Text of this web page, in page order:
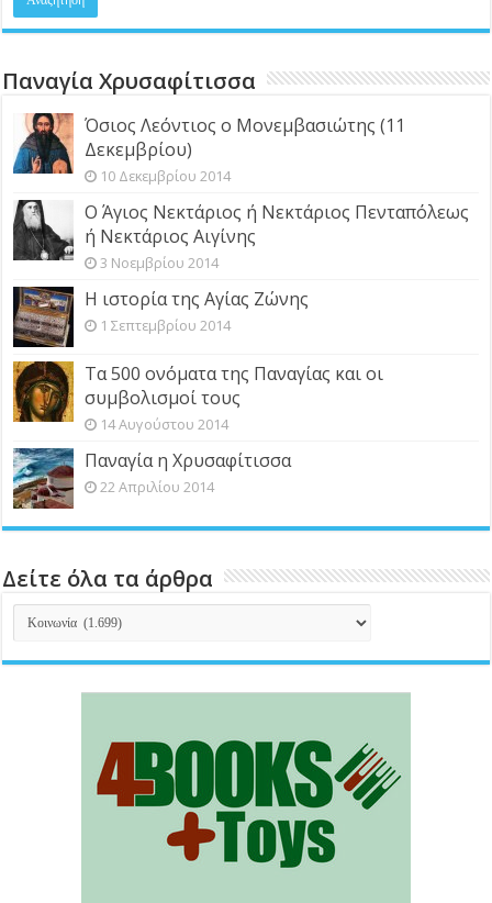
Παναγία Χρυσαφίτισσα
Όσιος Λεόντιος ο Μονεμβασιώτης (11
Δεκεμβρίου)
10 Δεκεμβρίου 2014
Ο Άγιος Νεκτάριος ή Νεκτάριος Πενταπόλεως
ή Νεκτάριος Αιγίνης
3 Νοεμβρίου 2014
Η ιστορία της Αγίας Ζώνης
1 Σεπτεμβρίου 2014
Τα 500 ονόματα της Παναγίας και οι
συμβολισμοί τους
14 Αυγούστου 2014
Παναγία η Χρυσαφίτισσα
22 Απριλίου 2014
Δείτε όλα τα άρθρα
Δείτε
όλα
τα